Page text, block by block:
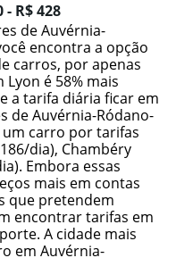
- R$ 428
de Auvérnia-
encontra a opção
carros, por apenas
é 58% mais
a tarifa diária ficar em
de Auvérnia-Ródano-
um carro por tarifas
dia), Chambéry
Embora essas
mais em contas
que pretendem
encontrar tarifas em
A cidade mais
em Auvérnia-